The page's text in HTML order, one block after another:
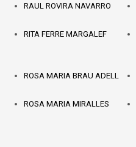
RAUL ROVIRA NAVARRO
RITA FERRE MARGALEF
ROSA MARIA BRAU ADELL
ROSA MARIA MIRALLES